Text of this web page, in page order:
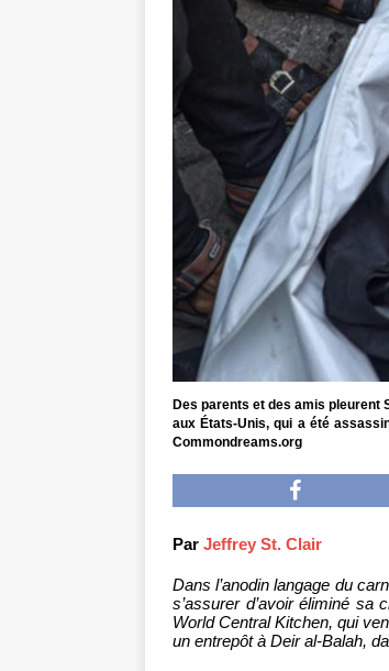
Des parents et des amis pleurent
aux États-Unis, qui a été
Commondreams.org
Par Jeffrey St. Clair
Dans l’anodin langage du
s’assurer d’avoir éliminé
World Central Kitchen, qui
un entrepôt à Deir al-Balah,